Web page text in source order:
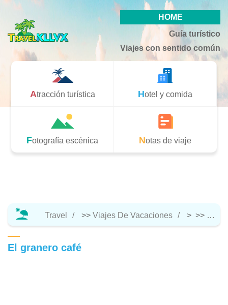
HOME
Guía turístico
Viajes con sentido común
Atracción turística Hotel y comida
Fotografía escénica Notas de viaje
Travel >> Viajes De Vacaciones > >>
El granero café